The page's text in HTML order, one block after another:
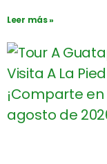
Leer más »